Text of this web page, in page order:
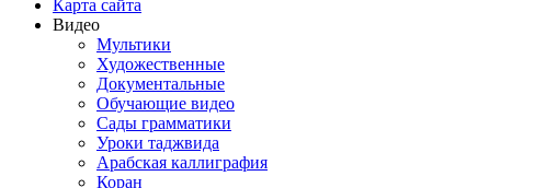
Карта сайта
Видео
Мультики
Художественные
Документальные
Обучающие видео
Сады грамматики
Уроки таджвида
Арабская каллиграфия
Коран